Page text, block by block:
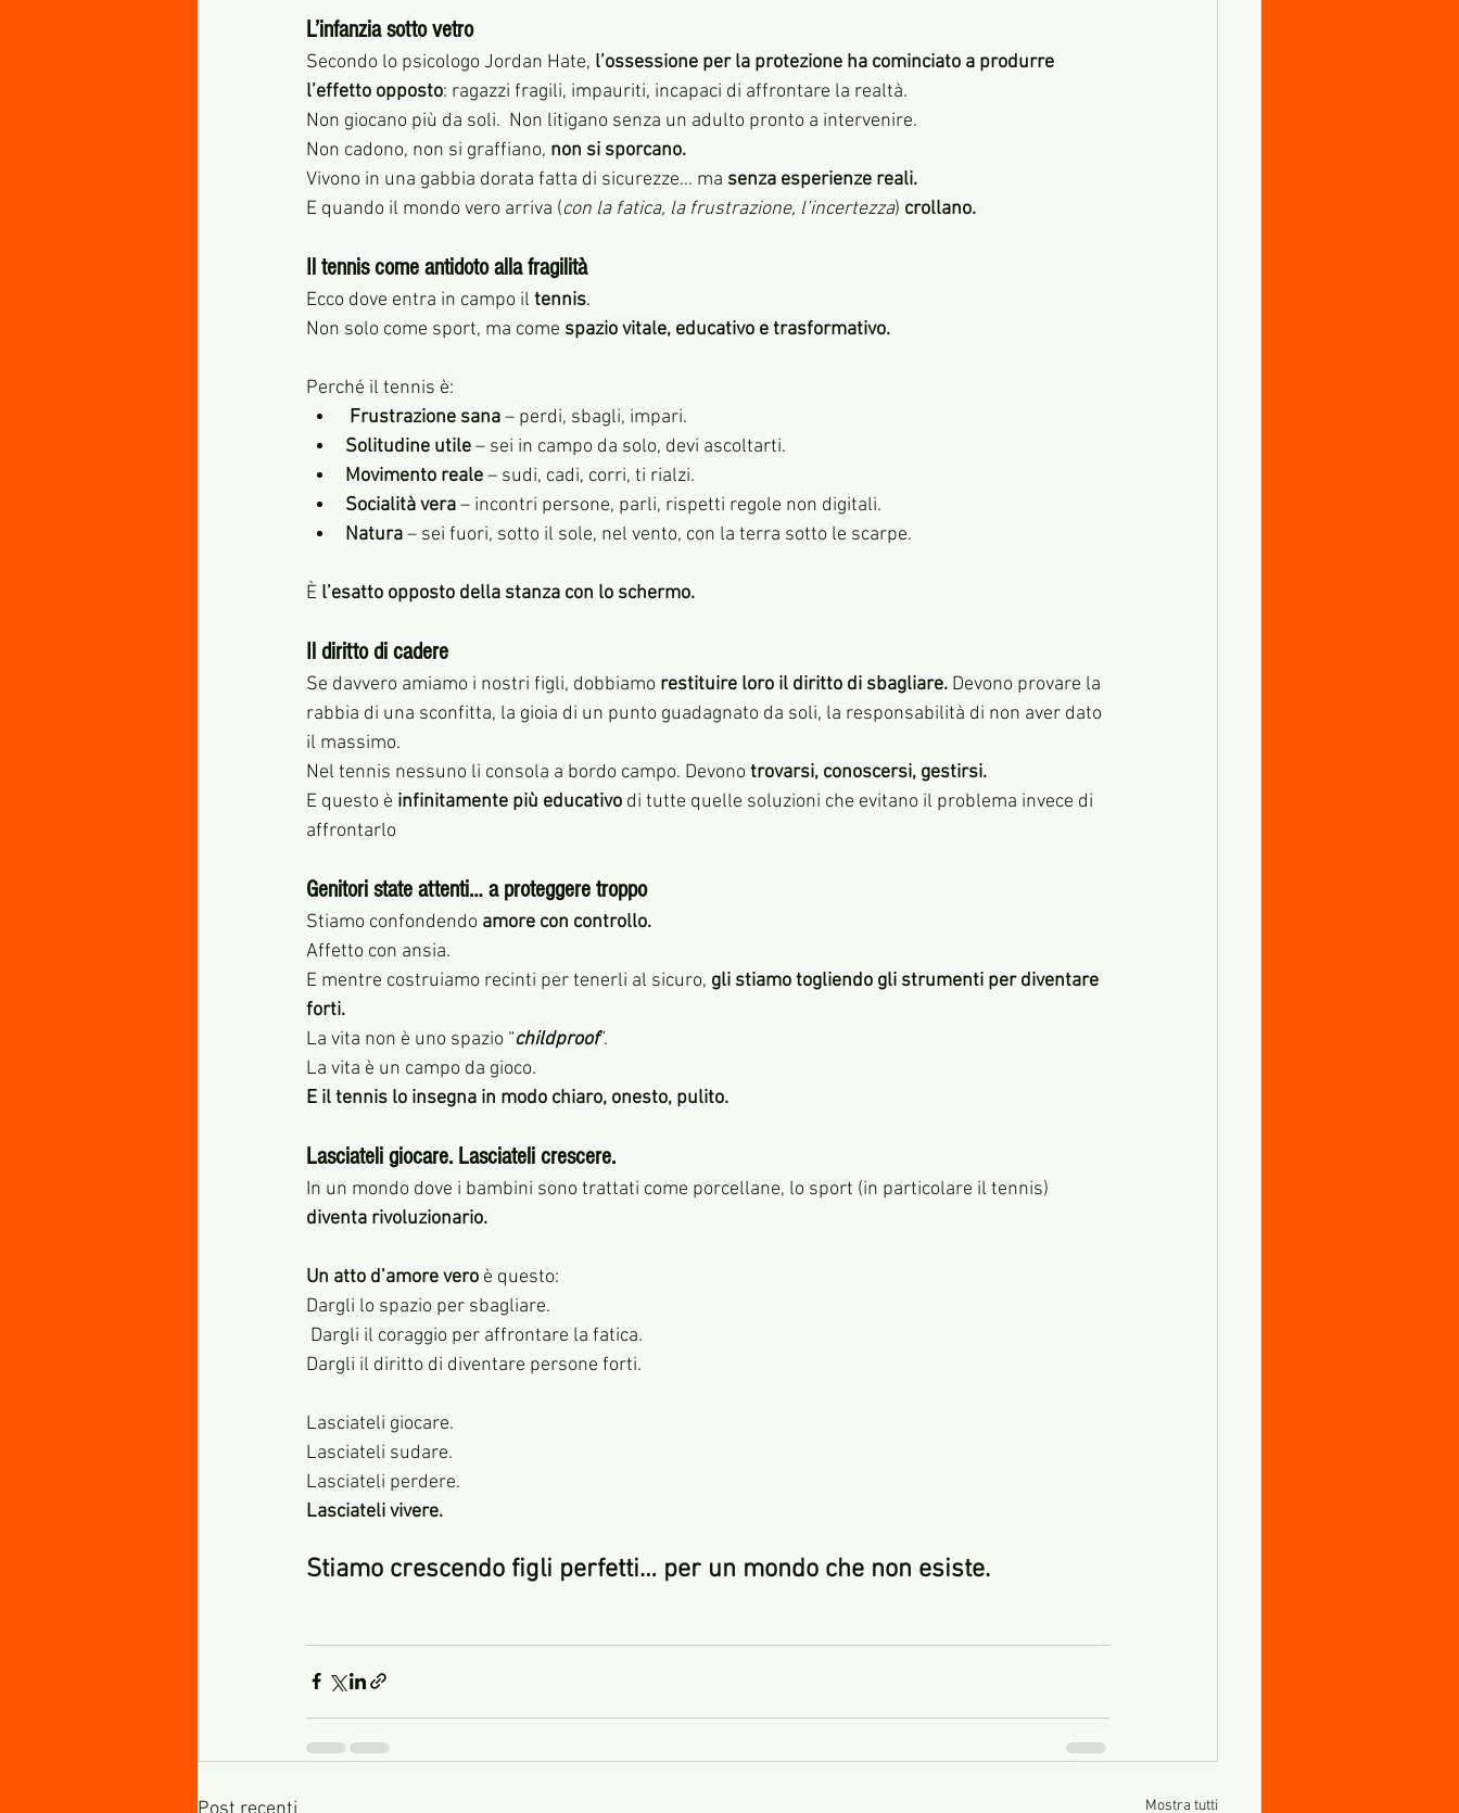
L’infanzia sotto vetro
Secondo lo psicologo Jordan Hate, l’ossessione per la protezione ha cominciato a produrre
l’effetto opposto: ragazzi fragili, impauriti, incapaci di affrontare la realtà.
Non giocano più da soli.  Non litigano senza un adulto pronto a intervenire.
Non cadono, non si graffiano, non si sporcano.
Vivono in una gabbia dorata fatta di sicurezze… ma senza esperienze reali.
E quando il mondo vero arriva (con la fatica, la frustrazione, l’incertezza) crollano.
Il tennis come antidoto alla fragilità
Ecco dove entra in campo il tennis.
Non solo come sport, ma come spazio vitale, educativo e trasformativo.
Perché il tennis è:
Frustrazione sana – perdi, sbagli, impari.
Solitudine utile – sei in campo da solo, devi ascoltarti.
Movimento reale – sudi, cadi, corri, ti rialzi.
Socialità vera – incontri persone, parli, rispetti regole non digitali.
Natura – sei fuori, sotto il sole, nel vento, con la terra sotto le scarpe.
È l’esatto opposto della stanza con lo schermo.
Il diritto di cadere
Se davvero amiamo i nostri figli, dobbiamo restituire loro il diritto di sbagliare. Devono provare la
rabbia di una sconfitta, la gioia di un punto guadagnato da soli, la responsabilità di non aver dato
il massimo.
Nel tennis nessuno li consola a bordo campo. Devono trovarsi, conoscersi, gestirsi.
E questo è infinitamente più educativo di tutte quelle soluzioni che evitano il problema invece di
affrontarlo
Genitori state attenti… a proteggere troppo
Stiamo confondendo amore con controllo.
Affetto con ansia.
E mentre costruiamo recinti per tenerli al sicuro, gli stiamo togliendo gli strumenti per diventare
forti.
La vita non è uno spazio “childproof”.
La vita è un campo da gioco.
E il tennis lo insegna in modo chiaro, onesto, pulito.
Lasciateli giocare. Lasciateli crescere.
In un mondo dove i bambini sono trattati come porcellane, lo sport (in particolare il tennis)
diventa rivoluzionario.
Un atto d’amore vero è questo:
Dargli lo spazio per sbagliare.
Dargli il coraggio per affrontare la fatica.
Dargli il diritto di diventare persone forti.
Lasciateli giocare.
Lasciateli sudare.
Lasciateli perdere.
Lasciateli vivere.
Stiamo crescendo figli perfetti… per un mondo che non esiste.
Mostra tutti